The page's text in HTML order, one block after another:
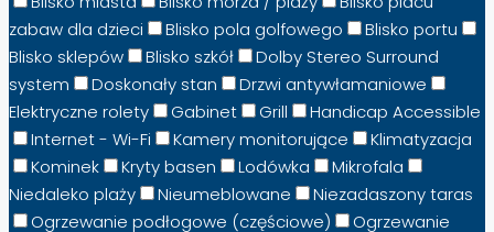
zabaw dla dzieci
Blisko pola golfowego
Blisko portu
Blisko sklepów
Blisko szkół
Dolby Stereo Surround
system
Doskonały stan
Drzwi antywłamaniowe
Elektryczne rolety
Gabinet Grill
Handicap Accessible
Internet - Wi-Fi
Kamery monitorujące
Klimatyzacja
Kominek
Kryty basen Lodówka
Mikrofala
Niedaleko plaży
Nieumeblowane
Niezadaszony taras
Ogrzewanie podłogowe (częściowe)
Ogrzewanie